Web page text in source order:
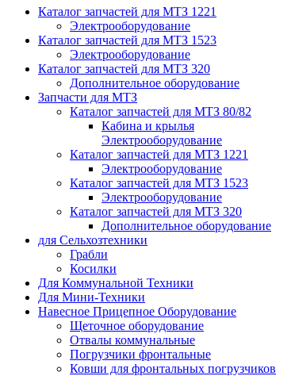
Каталог запчастей для МТЗ 1221
Электрооборудование
Каталог запчастей для МТЗ 1523
Электрооборудование
Каталог запчастей для МТЗ 320
Дополнительное оборудование
Запчасти для МТЗ
Каталог запчастей для МТЗ 80/82
Кабина и крылья
Электрооборудование
Каталог запчастей для МТЗ 1221
Электрооборудование
Каталог запчастей для МТЗ 1523
Электрооборудование
Каталог запчастей для МТЗ 320
Дополнительное оборудование
для Сельхозтехники
Грабли
Косилки
Для Коммунальной Техники
Для Мини-Техники
Навесное Прицепное Оборудование
Щеточное оборудование
Отвалы коммунальные
Погрузчики фронтальные
Ковши для фронтальных погрузчиков